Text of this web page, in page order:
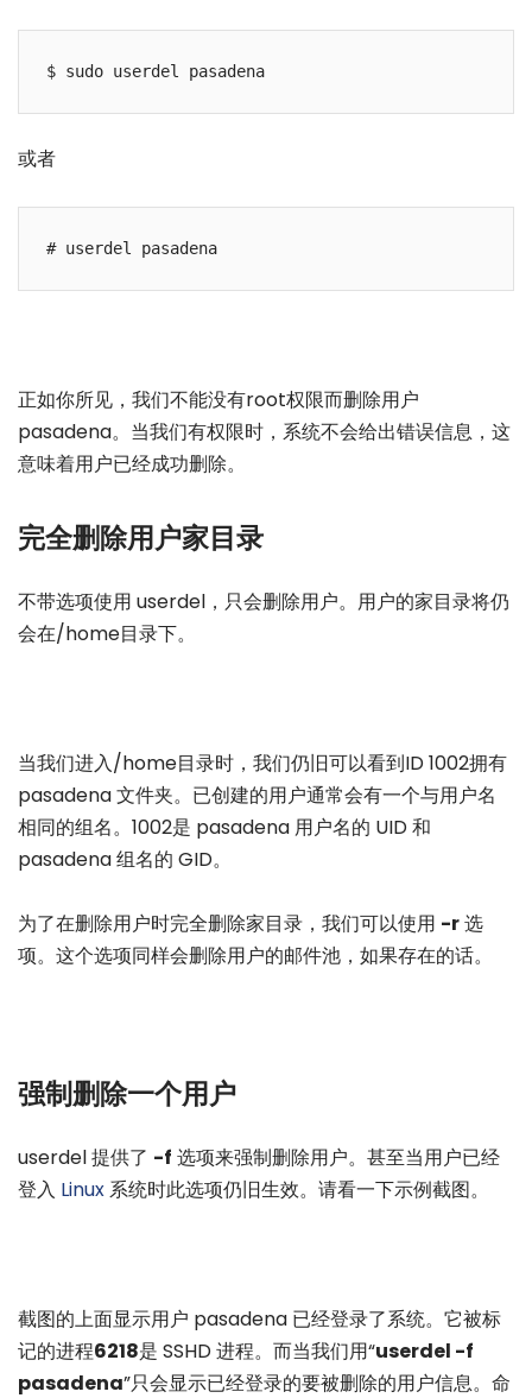
或者
正如你所见，我们不能没有root权限而删除用户
pasadena。当我们有权限时，系统不会给出错误信息，这
意味着用户已经成功删除。
完全删除用户家目录
不带选项使用 userdel，只会删除用户。用户的家目录将仍
会在/home目录下。
当我们进入/home目录时，我们仍旧可以看到ID 1002拥有
pasadena 文件夹。已创建的用户通常会有一个与用户名
相同的组名。1002是 pasadena 用户名的 UID 和
pasadena 组名的 GID。
为了在删除用户时完全删除家目录，我们可以使用 -r选
项。这个选项同样会删除用户的邮件池，如果存在的话。
强制删除一个用户
userdel 提供了 -f 选项来强制删除用户。甚至当用户已经
登入 Linux系统时此选项仍旧生效。请看一下示例截图。
截图的上面显示用户 pasadena 已经登录了系统。它被标
记的进程6218是 SSHD 进程。而当我们用“userdel -f
pasadena”只会显示已经登录的要被删除的用户信息。命